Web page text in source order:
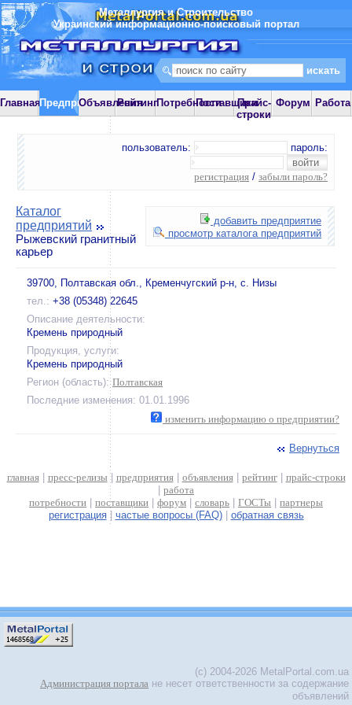
Металлургия и Строительство
Украинский информационно-поисковый портал
ГлавнаяПредприятияОбъявления
РейтингПотребностиПоставщики
Прайс-
строки
Форум Работа
пользователь: пароль:
регистрация / забыли пароль?
добавить предприятие
просмотр каталога предприятий
Каталог
предприятий
Рыжевский гранитный
карьер
39700, Полтавская обл., Кременчугский р-н, с. Низы
тел.: +38 (05348) 22645
Описание деятельности:
Кремень природный
Продукция, услуги:
Кремень природный
Регион (область): Полтавская
Последние изменения: 01.01.1996
изменить информацию о предприятии?
Вернуться
главная| пресс-релизы | предприятия| объявления| рейтинг| прайс-строки
работа
потребности
поставщики форум словарь ГОСТы
партнеры
регистрация| частые вопросы (FAQ)| обратная связь
(c) 2004-2026 MetalPortal.com.ua
Администрация портала не несет ответственности за содержание
объявлений